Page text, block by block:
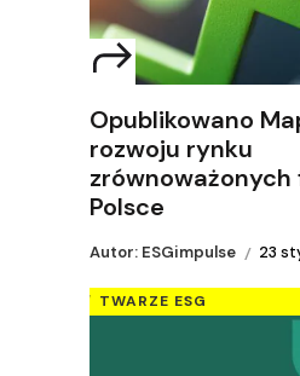
Opublikowano
rozwoju rynku
zrównoważonych
Polsce
Autor: ESGimpulse 23
TWARZE ESG